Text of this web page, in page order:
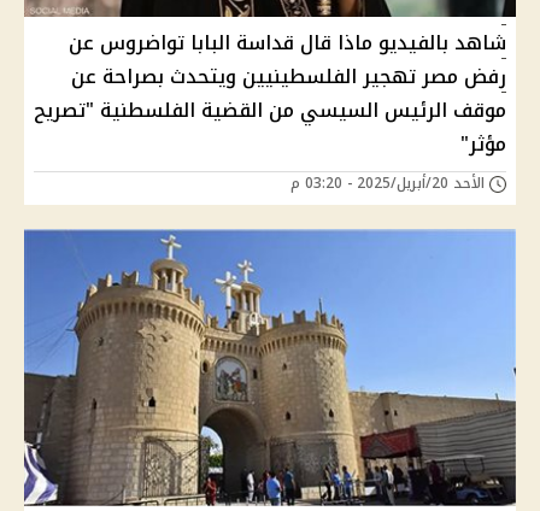
شاهد بالفيديو ماذا قال قداسة البابا تواضروس عن
رفض مصر تهجير الفلسطينيين ويتحدث بصراحة عن
موقف الرئيس السيسي من القضية الفلسطنية "تصريح
مؤثر"
الأحد 20/أبريل/2025 - 03:20 م